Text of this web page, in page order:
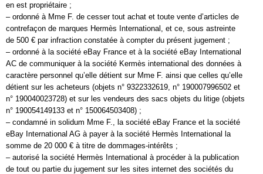
en est propriétaire ;
– ordonné à Mme F. de cesser tout achat et toute vente d’articles de
contrefaçon de marques Hermès International, et ce, sous astreinte
de 500 € par infraction constatée à compter du présent jugement ;
– ordonné à la société eBay France et à la société eBay International
AC de communiquer à la société Kermès international des données à
caractère personnel qu’elle détient sur Mme F. ainsi que celles qu’elle
détient sur les acheteurs (objets n° 9322332619, n° 190007996502 et
n° 190040023728) et sur les vendeurs des sacs objets du litige (objets
n° 190054149133 et n° 150064503408) ;
– condamné in solidum Mme F., la société eBay France et la société
eBay International AG à payer à la société Hermès International la
somme de 20 000 € à titre de dommages-intérêts ;
– autorisé la société Hermès International à procéder à la publication
de tout ou partie du jugement sur les sites internet des sociétés du